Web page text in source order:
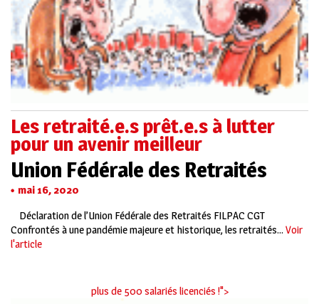
Les retraité.e.s prêt.e.s à lutter
pour un avenir meilleur
Union Fédérale des Retraités
mai 16, 2020
Déclaration de l’Union Fédérale des Retraités FILPAC CGT
Confrontés à une pandémie majeure et historique, les retraités... Voir
l'article
plus de 500 salariés licenciés !">